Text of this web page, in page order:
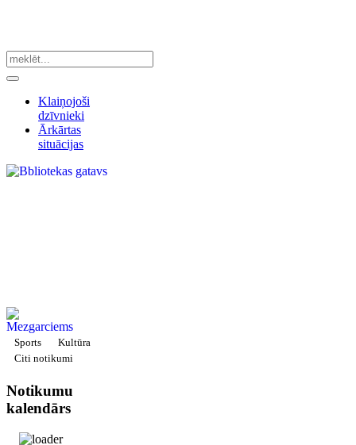
Klaiņojoši
dzīvnieki
Ārkārtas
situācijas
Sports
Kultūra
Citi notikumi
Notikumu
kalendārs